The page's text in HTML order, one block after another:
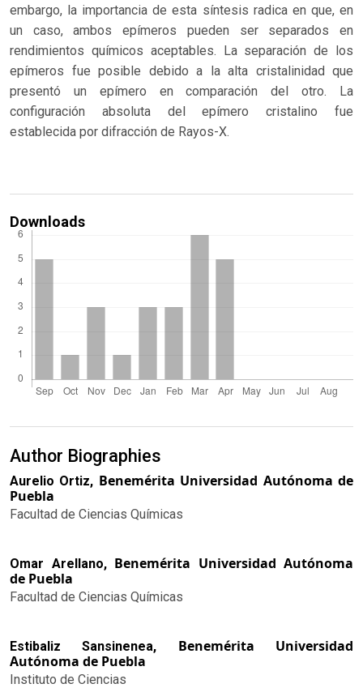
embargo, la importancia de esta síntesis radica en que, en
un caso, ambos epímeros pueden ser separados en
rendimientos químicos aceptables. La separación de los
epímeros fue posible debido a la alta cristalinidad que
presentó un epímero en comparación del otro. La
configuración absoluta del epímero cristalino fue
establecida por difracción de Rayos-X.
Downloads
Author Biographies
Aurelio Ortiz, Benemérita Universidad Autónoma de
Puebla
Facultad de Ciencias Químicas
Omar Arellano, Benemérita Universidad Autónoma
de Puebla
Facultad de Ciencias Químicas
Estibaliz Sansinenea, Benemérita Universidad
Autónoma de Puebla
Instituto de Ciencias